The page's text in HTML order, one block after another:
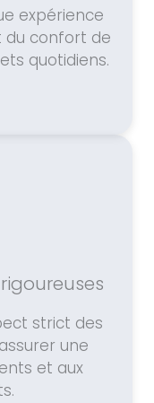
expérience
du confort de
quotidiens.
strict des
une
et aux